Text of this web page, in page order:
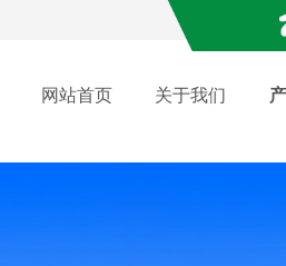
网站首页 关于我们